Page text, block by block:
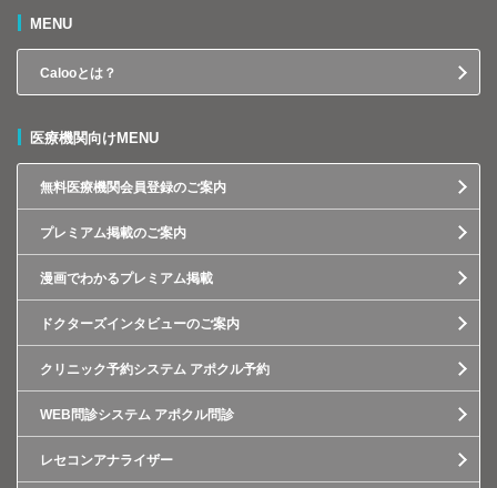
MENU
Calooとは？
医療機関向けMENU
無料医療機関会員登録のご案内
プレミアム掲載のご案内
漫画でわかるプレミアム掲載
ドクターズインタビューのご案内
クリニック予約システム アポクル予約
WEB問診システム アポクル問診
レセコンアナライザー